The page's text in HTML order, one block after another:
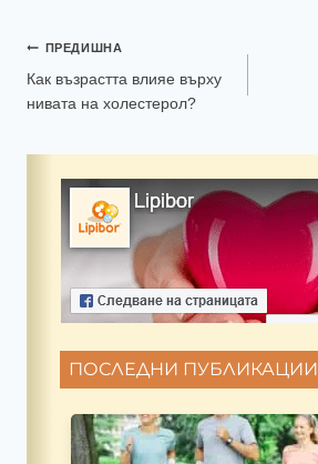
ПРЕДИШНА
Как възрастта влияе върху
нивата на холестерол?
ПОСЛЕДНИ ПУБЛИКАЦИИ